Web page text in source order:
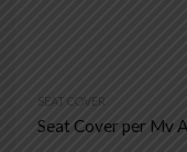
SEAT COVER
Seat Cover per Mv